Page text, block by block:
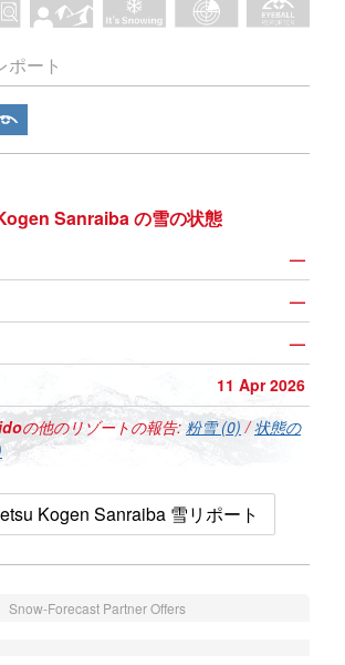
ポート
Sanraiba の雪の状態
—
—
—
11 Apr 2026
の他のリゾートの報告: 粉雪 (0) /状態の
Kogen Sanraiba 雪リポート
Snow-Forecast Partner Offers